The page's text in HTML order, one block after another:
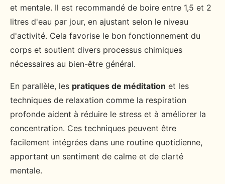
et mentale. Il est recommandé de boire entre 1,5 et 2
litres d'eau par jour, en ajustant selon le niveau
d'activité. Cela favorise le bon fonctionnement du
corps et soutient divers processus chimiques
nécessaires au bien-être général.
En parallèle, les pratiques de méditation et les
techniques de relaxation comme la respiration
profonde aident à réduire le stress et à améliorer la
concentration. Ces techniques peuvent être
facilement intégrées dans une routine quotidienne,
apportant un sentiment de calme et de clarté
mentale.